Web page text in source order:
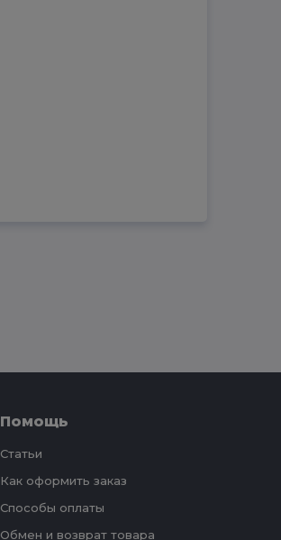
Помощь
Статьи
Как оформить заказ
Способы оплаты
Обмен и возврат товара